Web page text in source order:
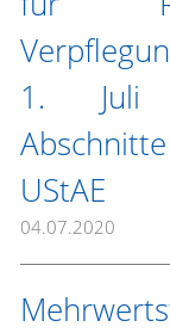
1. Juli
UStAE
04.07.2020